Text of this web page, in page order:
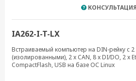
КОНСУЛЬТАЦИЯ
IA262-I-T-LX
Встраиваемый компьютер на DIN-рейку с 2
(изолированными), 2 x CAN, 8 x DI/DO, 2 x
CompactFlash, USB на базе ОС Linux